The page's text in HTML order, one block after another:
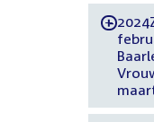
-
februari